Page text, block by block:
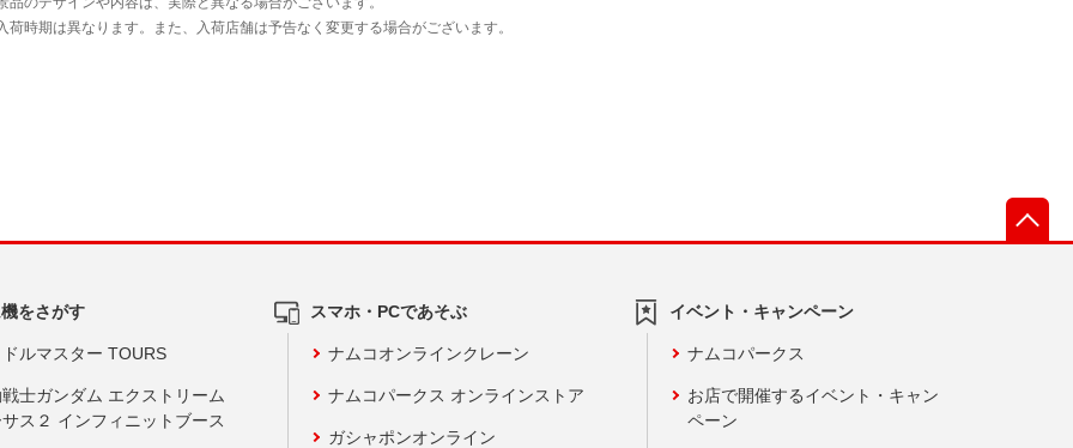
をさがす
ルマスター TOURS
士ガンダム エクストリーム
ス２ インフィニットブース
スマホ・PCであそぶ
ナムコオンラインクレーン
ナムコパークス オンラインストア
ガシャポンオンライン
イベント・キャンペーン
ナムコパークス
お店で開催するイベント・キャン
ペーン